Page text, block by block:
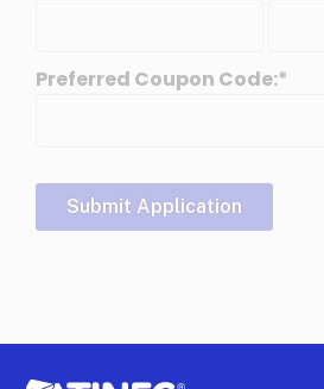
Preferred Coupon Code:*